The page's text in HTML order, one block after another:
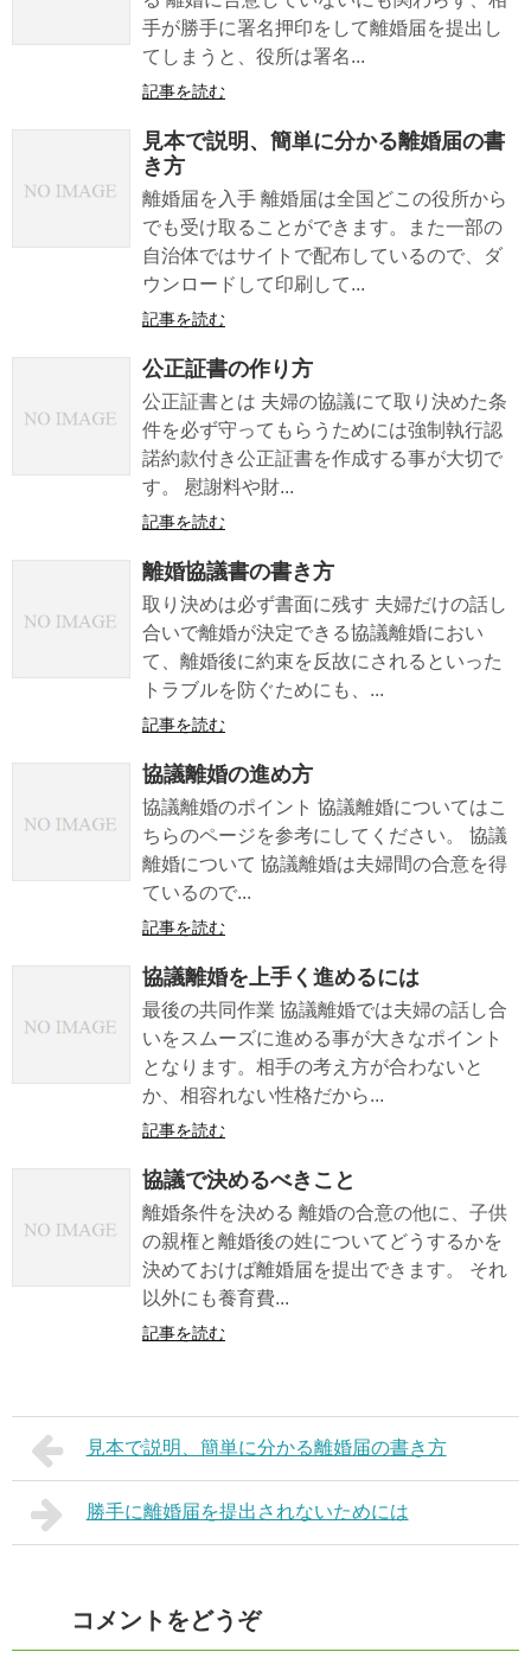
手が勝手に署名押印をして離婚届を提出し
てしまうと、役所は署名...
記事を読む
見本で説明、簡単に分かる離婚届の書
き方
離婚届を入手 離婚届は全国どこの役所から
でも受け取ることができます。また一部の
自治体ではサイトで配布しているので、ダ
ウンロードして印刷して...
記事を読む
公正証書の作り方
公正証書とは 夫婦の協議にて取り決めた条
件を必ず守ってもらうためには強制執行認
諾約款付き公正証書を作成する事が大切で
す。 慰謝料や財...
記事を読む
離婚協議書の書き方
取り決めは必ず書面に残す 夫婦だけの話し
合いで離婚が決定できる協議離婚におい
て、離婚後に約束を反故にされるといった
トラブルを防ぐためにも、...
記事を読む
協議離婚の進め方
協議離婚のポイント 協議離婚についてはこ
ちらのページを参考にしてください。 協議
離婚について 協議離婚は夫婦間の合意を得
ているので...
記事を読む
協議離婚を上手く進めるには
最後の共同作業 協議離婚では夫婦の話し合
いをスムーズに進める事が大きなポイント
となります。相手の考え方が合わないと
か、相容れない性格だから...
記事を読む
協議で決めるべきこと
離婚条件を決める 離婚の合意の他に、子供
の親権と離婚後の姓についてどうするかを
決めておけば離婚届を提出できます。 それ
以外にも養育費...
記事を読む
見本で説明、簡単に分かる離婚届の書き方
勝手に離婚届を提出されないためには
コメントをどうぞ